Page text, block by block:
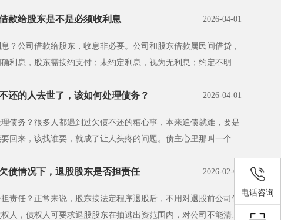
2026-04-01
款给股东是不是必须收利息
？公司借款给股东，收息非必要。公司和股东借款属民间借贷，
利息，股东需按约支付；未约定利息，视为无利息；约定不明且
2026-04-01
还的人去世了，该如何处理债务？
债务？很多人都遇到过欠债不还的糟心事，本来追债就难，要是
回来，该找谁要，就成了让人头疼的问题。债主心里那叫一个着
2026-02-07
债情况下，退股股东是否担责任
责任？正常来说，股东按法定程序退股后，不用对退股前公司债
人，债权人可要求退股股东在抽逃出资范围内，对公司不能清偿
电话咨询